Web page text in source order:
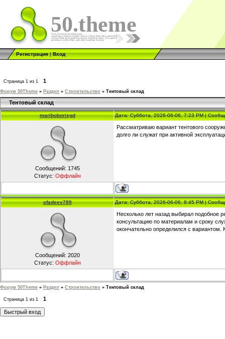
50.theme
Регистрация|Вход
Страница 1 из 1 1
Форум 50Theme » Раздел » Строительство » Тентовый склад
Тентовый склад
mariboborisgd Дата: Суббота, 2026-06-06, 7:23 PM |
Сообщений: 1745
Статус: Оффлайн
Рассматриваю вариант тентового
долго ли служат при активной
sfadeev789 Дата: Суббота, 2026-06-06, 8:45 PM |
Сообщений: 2020
Статус: Оффлайн
Несколько лет назад выбирал подобное
консультацию по материалам и сроку
окончательно определился с
Форум 50Theme » Раздел » Строительство » Тентовый склад
Страница 1 из 1 1